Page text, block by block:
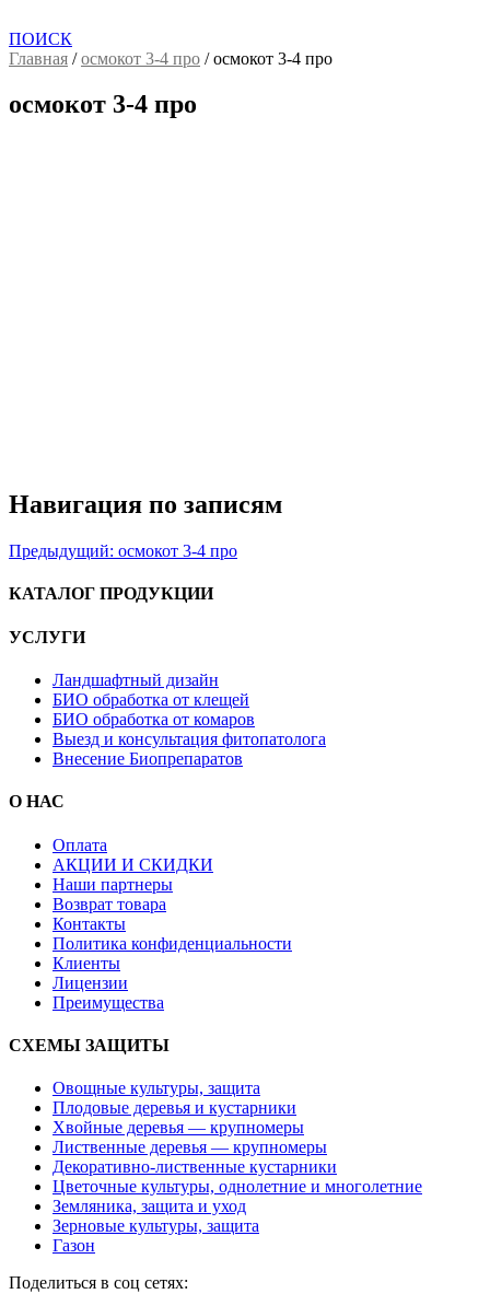
ПОИСК
Главная /осмокот 3-4 про /осмокот 3-4 про
осмокот 3-4 про
Навигация по записям
Предыдущий: осмокот 3-4 про
КАТАЛОГ ПРОДУКЦИИ
УСЛУГИ
Ландшафтный дизайн
БИО обработка от клещей
БИО обработка от комаров
Выезд и консультация фитопатолога
Внесение Биопрепаратов
О НАС
Оплата
АКЦИИ И СКИДКИ
Наши партнеры
Возврат товара
Контакты
Политика конфиденциальности
Клиенты
Лицензии
Преимущества
СХЕМЫ ЗАЩИТЫ
Овощные культуры, защита
Плодовые деревья и кустарники
Хвойные деревья — крупномеры
Лиственные деревья — крупномеры
Декоративно-лиственные кустарники
Цветочные культуры, однолетние и многолетние
Земляника, защита и уход
Зерновые культуры, защита
Газон
Поделиться в соц сетях: